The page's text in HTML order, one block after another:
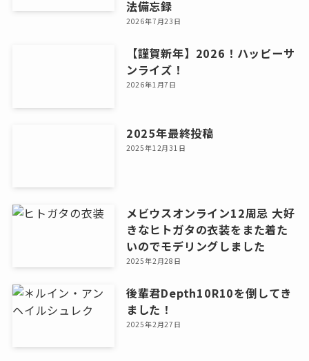
法備忘録
2026年7月23日
【謹賀新年】2026！ハッピーサ
ンライズ！
2026年1月7日
2025年最終投稿
2025年12月31日
メビウスオンライン12周忌 大好
きなヒトガタの衣装をまた着た
いのでモデリングしました
2025年2月28日
後輩君Depth10R10を倒してき
ました！
2025年2月27日